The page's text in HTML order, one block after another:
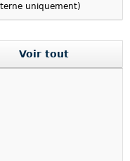
uniquement)
Voir tout